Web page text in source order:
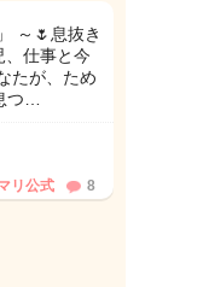
～🌷息抜き
仕事と今
たが、ため
つ…
リ公式 8